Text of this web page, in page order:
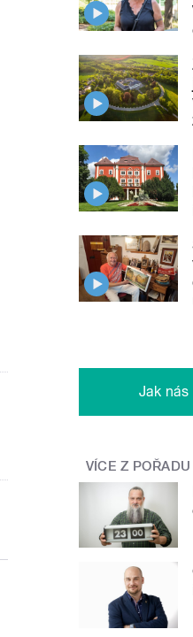
Jak nás
VÍCE Z POŘADU